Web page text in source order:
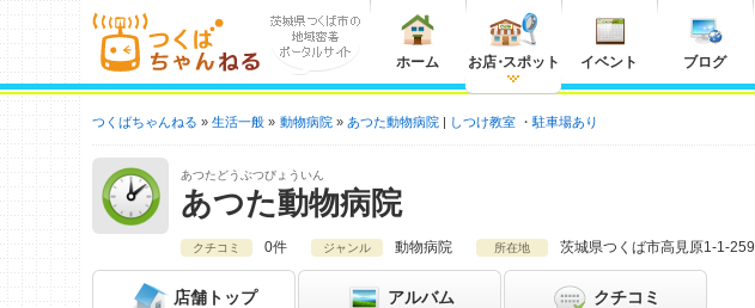
ホーム お店・スポット イベント ブログ
つくばちゃんねる 生活一般 動物病院 あつた動物病院 しつけ教室 駐車場あり
あつたどうぶつびょういん
あつた動物病院
クチコミ 0件 ジャンル 動物病院 所在地 茨城県つくば市高見原1-1-259
店舗 トップ アルバム クチコミ